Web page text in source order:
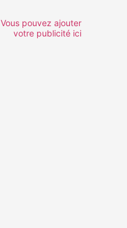
Vous pouvez ajouter
votre publicité ici